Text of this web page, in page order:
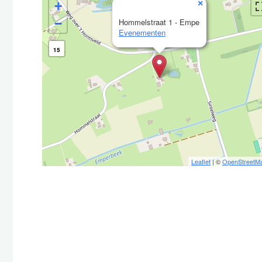
Hommelstraat 1 - Empe
Evenementen
×
+
−
15
Leaflet | ©